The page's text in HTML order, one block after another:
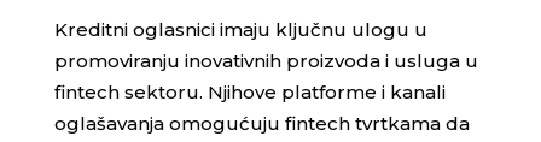
Kreditni oglasnici imaju ključnu ulogu u
promoviranju inovativnih proizvoda i usluga u
fintech sektoru. Njihove platforme i kanali
oglašavanja omogućuju fintech tvrtkama da